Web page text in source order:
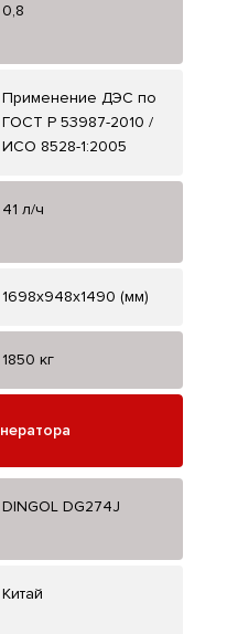
0,8
Применение ДЭС по
ГОСТ Р 53987-2010 /
ИСО 8528-1:2005
41 л/ч
1698х948х1490 (мм)
1850 кг
DINGOL DG274J
Китай